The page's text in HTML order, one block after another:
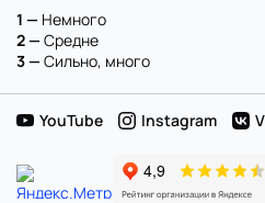
1 — Немного
2 — Средне
3 — Сильно, много
YouTube Instagram